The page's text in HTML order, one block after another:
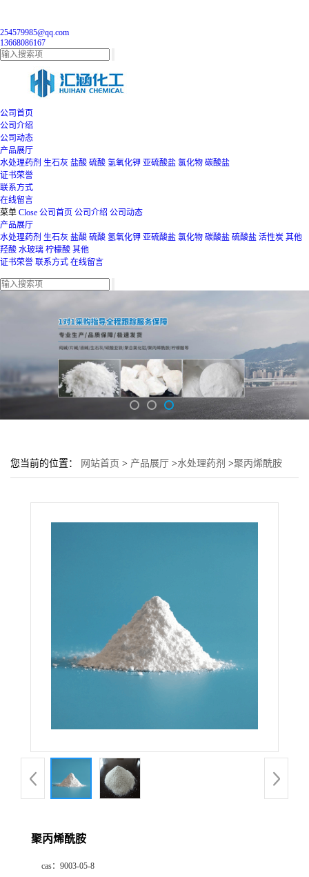
254579985@qq.com
13668086167
公司首页
公司介绍
公司动态
产品展厅
水处理药剂 生石灰 盐酸 硫酸 氢氧化钾 亚硫酸盐 氯化物 碳酸盐
证书荣誉
联系方式
在线留言
菜单 Close 公司首页 公司介绍 公司动态
产品展厅
水处理药剂 生石灰 盐酸 硫酸 氢氧化钾 亚硫酸盐 氯化物 碳酸盐 硫酸盐 活性炭 其他
羟酸 水玻璃 柠檬酸 其他
证书荣誉 联系方式 在线留言
您当前的位置： 网站首页 > 产品展厅 >水处理药剂 >聚丙烯酰胺
聚丙烯酰胺
cas： 9003-05-8